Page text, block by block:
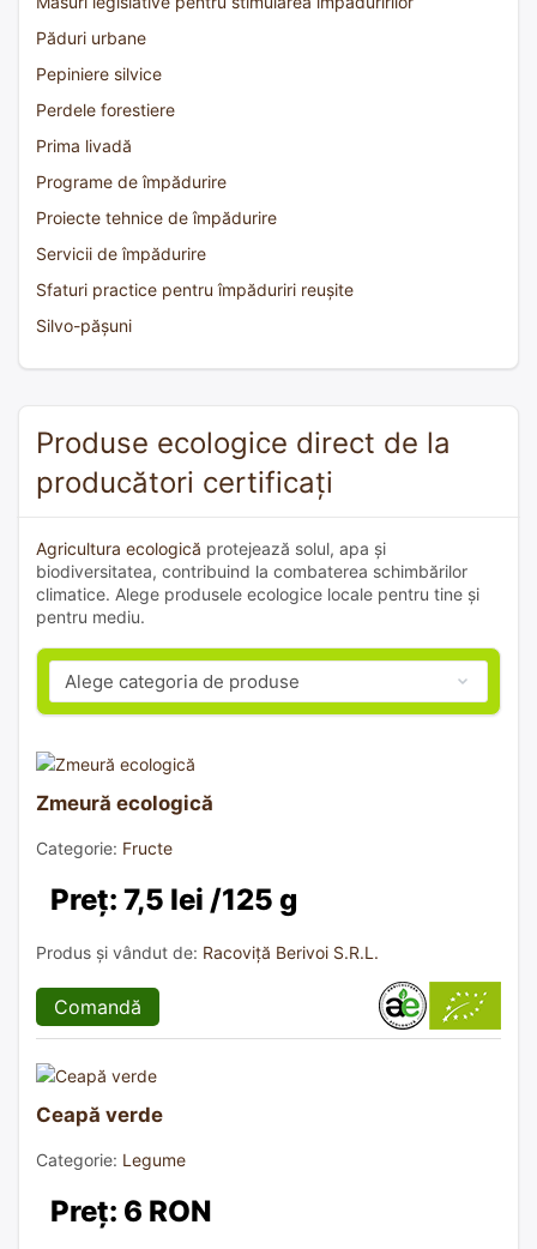
Păduri urbane
Pepiniere silvice
Perdele forestiere
Prima livadă
Programe de împădurire
Proiecte tehnice de împădurire
Servicii de împădurire
Sfaturi practice pentru împăduriri reușite
Silvo-pășuni
Produse ecologice direct de la
producători certificați
Agricultura ecologică protejează solul, apa și
biodiversitatea, contribuind la combaterea schimbărilor
climatice. Alege produsele ecologice locale pentru tine și
pentru mediu.
Zmeură ecologică
Categorie: Fructe
Preț: 7,5 lei /125 g
Produs și vândut de: Racoviță Berivoi S.R.L.
Comandă
Ceapă verde
Categorie: Legume
Preț: 6 RON